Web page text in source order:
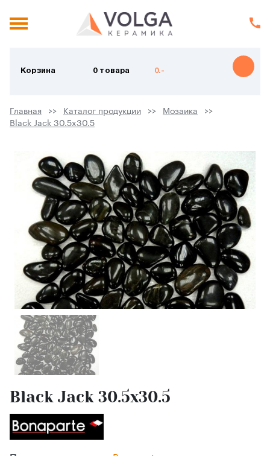
Корзина 0 товара 0.-
Главная Каталог продукции
Мозаика
Black Jack 30.5x30.5
Black Jack 30.5x30.5